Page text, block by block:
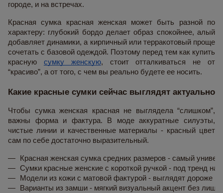
городе, и на встречах.
Красная сумка красная женская может быть разной по
характеру: глубокий бордо делает образ спокойнее, алый
добавляет динамики, а кирпичный или терракотовый проще
сочетать с базовой одеждой. Поэтому перед тем как купить
красную сумку женскую, стоит отталкиваться не от
“красиво”, а от того, с чем вы реально будете ее носить.
Какие красные сумки сейчас выглядят актуально
Чтобы сумка женская красная не выглядела “слишком”,
важны форма и фактура. В моде аккуратные силуэты,
чистые линии и качественные материалы - красный цвет
сам по себе достаточно выразительный.
Красная женская сумка средних размеров - самый
Сумки красные женские с короткой ручкой - под тренд на
Модели из кожи с матовой фактурой - выглядят дороже и
Варианты из замши - мягкий визуальный акцент без